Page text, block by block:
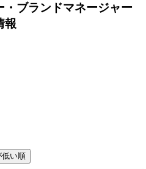
ブランドマネージャー
報
低い順